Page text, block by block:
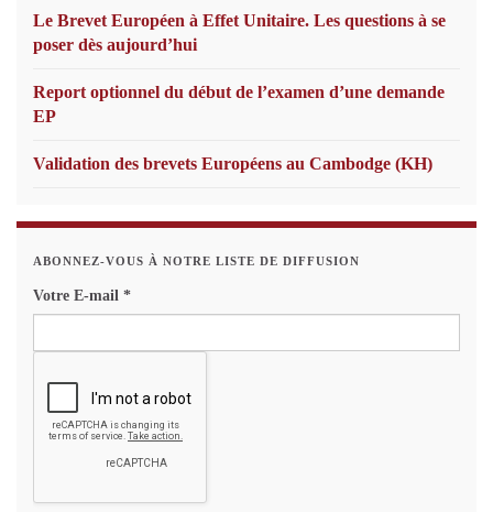
Le Brevet Européen à Effet Unitaire. Les questions à se
poser dès aujourd’hui
Report optionnel du début de l’examen d’une demande
EP
Validation des brevets Européens au Cambodge (KH)
ABONNEZ-VOUS À NOTRE LISTE DE DIFFUSION
Votre E-mail *